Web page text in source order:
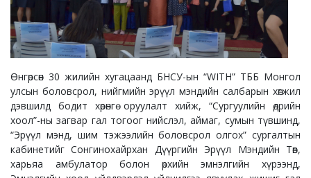
Өнгөрсөн 30 жилийн хугацаанд БНСУ-ын “WITH” ТББ Монгол
улсын боловсрол, нийгмийн эрүүл мэндийн салбарын хөгжил
дэвшилд бодит хөрөнгө оруулалт хийж, “Сургуулийн өдрийн
хоол”-ны загвар гал тогоог нийслэл, аймаг, сумын түвшинд,
“Эрүүл мэнд, шим тэжээлийн боловсрол олгох” сургалтын
кабинетийг Сонгинохайрхан Дүүргийн Эрүүл Мэндийн Төв,
харьяа амбулатор болон өрхийн эмнэлгийн хүрээнд,